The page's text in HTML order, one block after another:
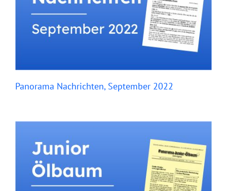
Panorama Nachrichten, September 2022